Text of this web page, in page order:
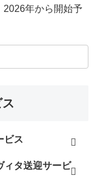
2026年から開始予
ビス
ィタ送迎サービ